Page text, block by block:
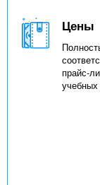
Цены
прайс-